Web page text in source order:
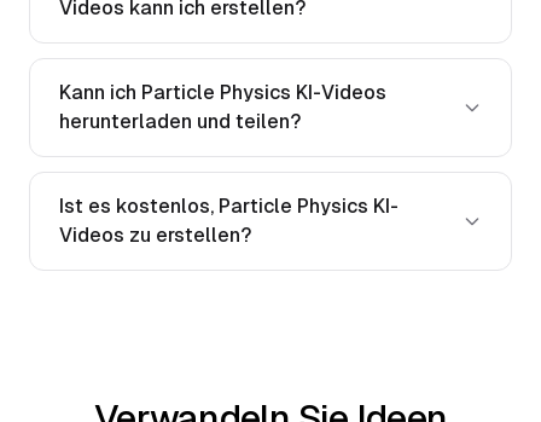
Videos kann ich erstellen?
Kann ich Particle Physics KI-Videos
herunterladen und teilen?
Ist es kostenlos, Particle Physics KI-
Videos zu erstellen?